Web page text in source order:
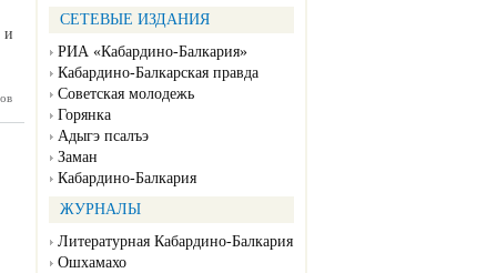
СЕТЕВЫЕ ИЗДАНИЯ
РИА «Кабардино-Балкария»
Кабардино-Балкарская правда
Советская молодежь
Горянка
Адыгэ псалъэ
Заман
Кабардино-Балкария
ЖУРНАЛЫ
Литературная Кабардино-Балкария
Ошхамахо
и
в